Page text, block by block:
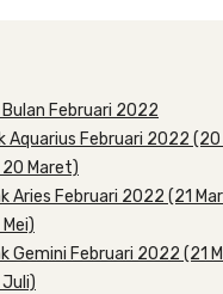
Februari 2022
Aquarius Februari 2022
20 Maret)
Aries Februari 2022 (21
Gemini Februari 2022 (21
Juli)